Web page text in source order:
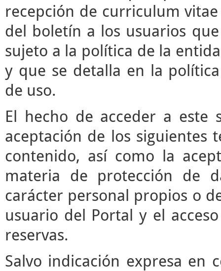
recepción de curriculum
del boletín a los usuarios
sujeto a la política de la
y que se detalla en la
de uso.
El hecho de acceder a
aceptación de los siguientes
contenido, así como la
materia de protección de
carácter personal propios o
usuario del Portal y el
reservas.
Salvo indicación expresa en